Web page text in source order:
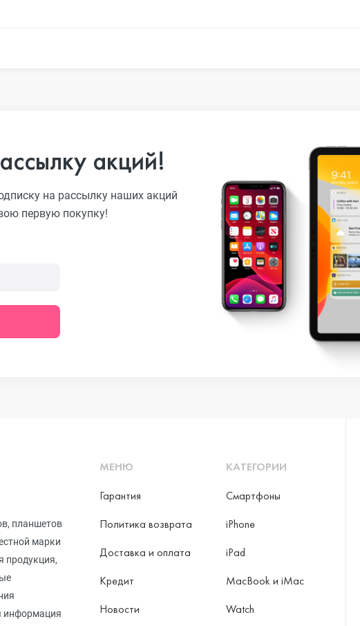
13 mini
12
11 Pro
11
XS Max
акций!
на рассылку наших акций
первую покупку!
планшетов
марки
продукция,
информация
МЕНЮ
Гарантия
Политика возврата
Доставка и оплата
Кредит
Новости
КАТЕГОРИИ
Смартфоны
iPhone
iPad
MacBook и iMac
Watch